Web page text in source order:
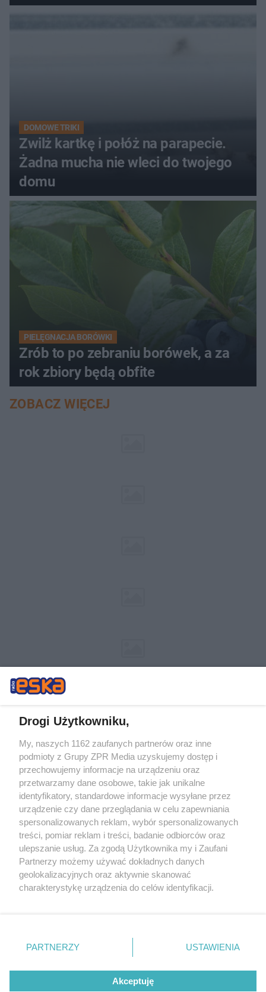
DOMOWE TRIKI
Zwilż kartkę i połóż na parapecie.
Żadna mucha nie wleci do twojego
domu
PIELĘGNACJA BORÓWKI
Zrób to po zebraniu borówek, a za
rok zbiory będą obfite
ZOBACZ WIĘCEJ
Żaden utwór zamieszczony w serwisie nie może być powielany i
rozpowszechniany lub dalej rozpowszechniany w jakikolwiek sposób (w
tym także elektroniczny lub mechaniczny) na jakimkolwiek polu
eksploatacji w jakiejkolwiek formie, włącznie z umieszczaniem w
Internecie bez pisemnej zgody właściciela praw. Jakiekolwiek użycie lub
wykorzystanie utworów w całości lub w części z naruszeniem prawa,
tzn. bez właściwej zgody, jest zabronione pod groźbą kary i może być
ścigane prawnie.
© 2026 Grupa ZPR Media
Drogi Użytkowniku,
My, naszych 1162 zaufanych partnerów oraz inne
podmioty z Grupy ZPR Media uzyskujemy dostęp i
przechowujemy informacje na urządzeniu oraz
przetwarzamy dane osobowe, takie jak unikalne
identyfikatory, standardowe informacje wysyłane przez
urządzenie czy dane przeglądania w celu zapewniania
spersonalizowanych reklam, wybór spersonalizowanych
treści, pomiar reklam i treści, badanie odbiorców oraz
ulepszanie usług. Za zgodą Użytkownika my i Zaufani
Partnerzy możemy używać dokładnych danych
geolokalizacyjnych oraz aktywnie skanować
charakterystykę urządzenia do celów identyfikacji.
zmienić/wycofać klikając przycisk ustawień prywatności
znajdujący się w lewym dolnym rogu strony
rodzaje przetwarzania danych nie wymagają zgody
użytkownika, ale masz prawo sprzeciwić się takiemu
PARTNERZY USTAWIENIA
Akceptuję